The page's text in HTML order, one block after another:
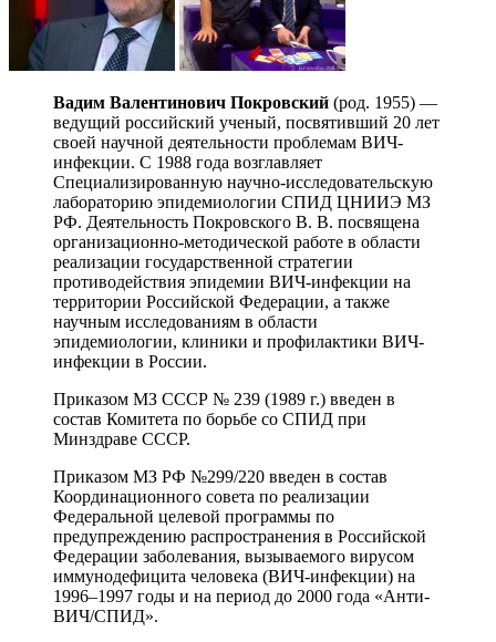
Вадим Валентинович Покровский (род. 1955) —
ведущий российский ученый, посвятивший 20 лет
своей научной деятельности проблемам ВИЧ-
инфекции. С 1988 года возглавляет
Специализированную научно-исследовательскую
лабораторию эпидемиологии СПИД ЦНИИЭ МЗ
РФ. Деятельность Покровского В. В. посвящена
организационно-методической работе в области
реализации государственной стратегии
противодействия эпидемии ВИЧ-инфекции на
территории Российской Федерации, а также
научным исследованиям в области
эпидемиологии, клиники и профилактики ВИЧ-
инфекции в России.
Приказом МЗ СССР № 239 (1989 г.) введен в
состав Комитета по борьбе со СПИД при
Минздраве СССР.
Приказом МЗ РФ №299/220 введен в состав
Координационного совета по реализации
Федеральной целевой программы по
предупреждению распространения в Российской
Федерации заболевания, вызываемого вирусом
иммунодефицита человека (ВИЧ-инфекции) на
1996–1997 годы и на период до 2000 года «Анти-
ВИЧ/СПИД».